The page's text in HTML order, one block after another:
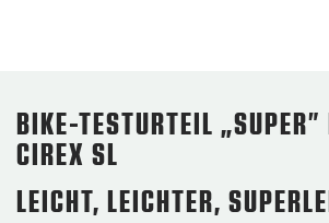
BIKE-TESTURTEIL „SUPER”
CIREX SL
LEICHT, LEICHTER,